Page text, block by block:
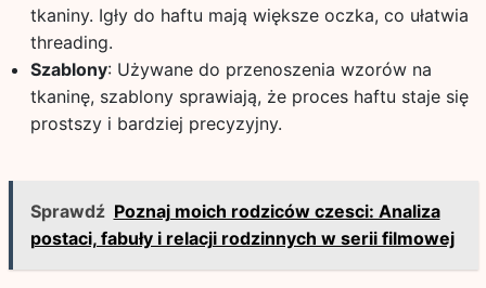
tkaniny. Igły do haftu mają większe oczka, co ułatwia
threading.
Szablony: Używane do przenoszenia wzorów na
tkaninę, szablony sprawiają, że proces haftu staje się
prostszy i bardziej precyzyjny.
Sprawdź Poznaj moich rodziców czesci: Analiza
postaci, fabuły i relacji rodzinnych w serii filmowej